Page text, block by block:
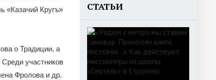
«Казачий Кругъ»
о Традиции, а
участников
Фролова и др.
СТАТЬИ